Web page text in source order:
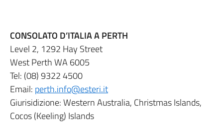
CONSOLATO D’ITALIA A PERTH
Level 2, 1292 Hay Street
West Perth WA 6005
Tel: (08) 9322 4500
Email: perth.info@esteri.it
Giurisidizione: Western Australia, Christmas Islands,
Cocos (Keeling) Islands